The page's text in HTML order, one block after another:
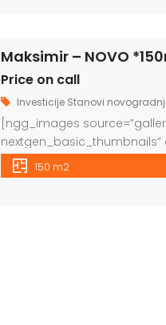
Maksimir – NOVO
Price on call
Investicije Stanovi
[ngg_images
nextgen_basic_thumbnails”
thumbnail_height=”160″
ajax_pagination=”0″
150 m2